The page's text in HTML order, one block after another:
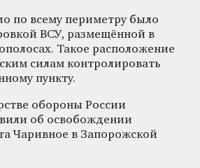
по всему периметру было
ВСУ, размещённой в
Такое расположение
силам контролировать
пункту.
обороны России
об освобождении
Чаривное в Запорожской